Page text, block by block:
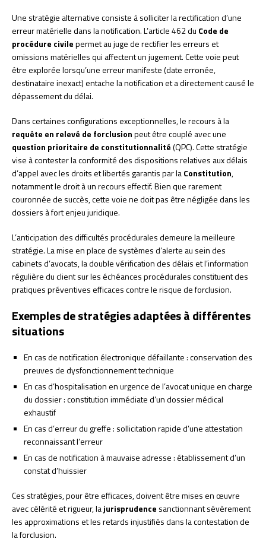
Une stratégie alternative consiste à solliciter la rectification d’une
erreur matérielle dans la notification. L’article 462 du Code de
procédure civilepermet au juge de rectifier les erreurs et
omissions matérielles qui affectent un jugement. Cette voie peut
être explorée lorsqu’une erreur manifeste (date erronée,
destinataire inexact) entache la notification et a directement causé le
dépassement du délai.
Dans certaines configurations exceptionnelles, le recours à la
requête en relevé de forclusionpeut être couplé avec une
question prioritaire de constitutionnalité(QPC). Cette stratégie
vise à contester la conformité des dispositions relatives aux délais
d’appel avec les droits et libertés garantis par laConstitution,
notamment le droit à un recours effectif. Bien que rarement
couronnée de succès, cette voie ne doit pas être négligée dans les
dossiers à fort enjeu juridique.
L’anticipation des difficultés procédurales demeure la meilleure
stratégie. La mise en place de systèmes d’alerte au sein des
cabinets d’avocats, la double vérification des délais et l’information
régulière du client sur les échéances procédurales constituent des
pratiques préventives efficaces contre le risque de forclusion.
Exemples de stratégies adaptées à différentes
situations
En cas de notification électronique défaillante : conservation des
preuves de dysfonctionnement technique
En cas d’hospitalisation en urgence de l’avocat unique en charge
du dossier : constitution immédiate d’un dossier médical
exhaustif
En cas d’erreur du greffe : sollicitation rapide d’une attestation
reconnaissant l’erreur
En cas de notification à mauvaise adresse : établissement d’un
constat d’huissier
Ces stratégies, pour être efficaces, doivent être mises en œuvre
avec célérité et rigueur, lajurisprudence sanctionnant sévèrement
les approximations et les retards injustifiés dans la contestation de
la forclusion.